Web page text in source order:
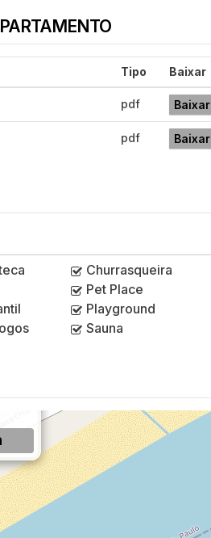
Tipo Baixar
pdf Baixar
pdf Baixar
Churrasqueira
Pet Place
Playground
Sauna
São